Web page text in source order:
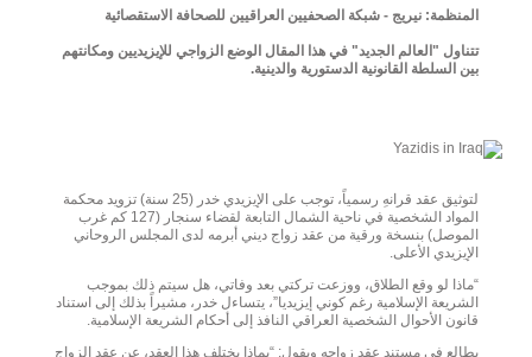
المنظمة: نيريج - شبكة الصحفيين العراقيين للصحافة الاستقصائية
تتناول "العالم الجديد" في هذا المقال الوضع الزواجي للإيزيديين ومكانتهم
بين السلطة القانونية الدستورية والدينية.
لتوثيق عقد قرانهِ رسمياً، توجب على الإيزيدي خدر (25 سنة) تزويد محكمة
المواد الشخصية في ناحية الشمال التابعة لقضاء سنجار (127 كم غرب
الموصل) بنسخة ورقية من عقد زواج ديني أبرمه لدى المجلس الروحاني
الإيزيدي الأعلى.
“ماذا لو وقع الطلاق، ووزعت تركتي بعد وفاتي، هل سيتم ذلك بموجب
الشريعة الإسلامية رغم كوني إيزيديا”، يتساءل خدر، مشيراً بذلك إلى استناد
قانون الأحوال الشخصية العراقي النافذ إلى أحكام الشريعة الإسلامية.
يطالع في مستند عقد زواجه ويقول: “بماذا يختلف هذا العقد، عن عقد الزواج